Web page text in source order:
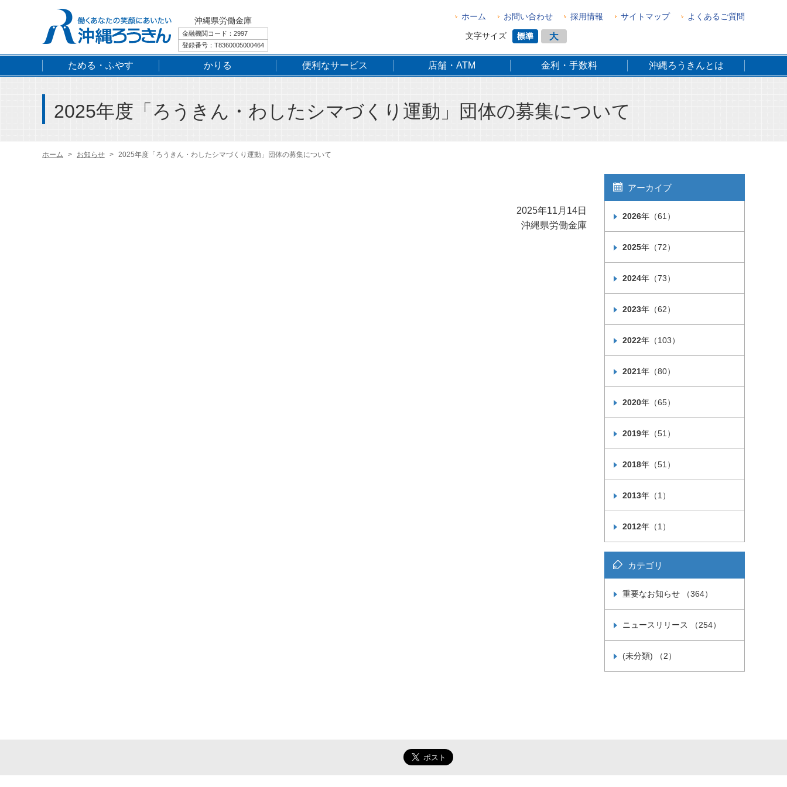
沖縄県労働金庫
金融機関コード：2997
登録番号：T8360005000464
ホーム お問い合わせ 採用情報 サイトマップ よくあるご質問
文字サイズ
ためる・ふやす かりる 便利なサービス 店舗・ATM 金利・手数料 沖縄ろうきんとは
2025年度「ろうきん・わしたシマづくり運動」団体の募集について
ホーム お知らせ 2025年度「ろうきん・わしたシマづくり運動」団体の募集について
2025年11月14日
沖縄県労働金庫
アーカイブ
2026年（61）
2025年（72）
2024年（73）
2023年（62）
2022年（103）
2021年（80）
2020年（65）
2019年（51）
2018年（51）
2013年（1）
2012年（1）
カテゴリ
重要なお知らせ （364）
ニュースリリース （254）
(未分類) （2）